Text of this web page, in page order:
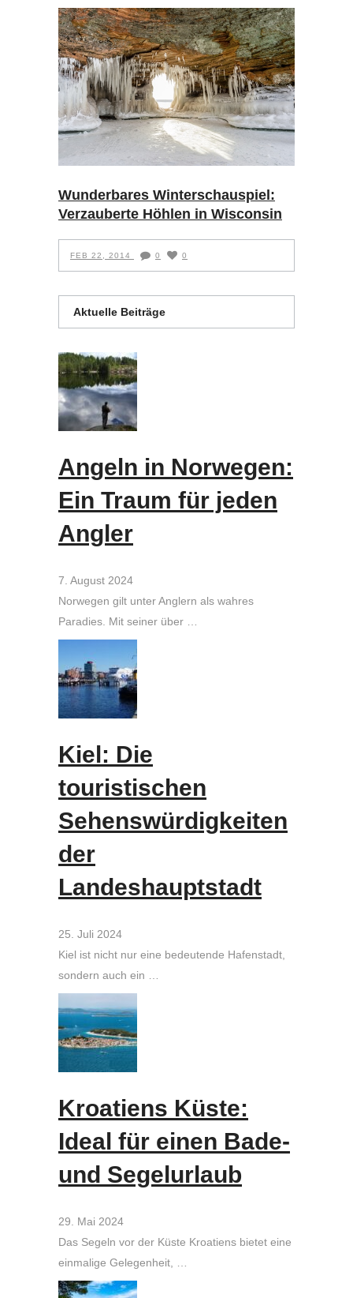
Wunderbares Winterschauspiel:
Verzauberte Höhlen in Wisconsin
FEB 22, 2014 0 0
Aktuelle Beiträge
Angeln in Norwegen:
Ein Traum für jeden
Angler
7. August 2024
Norwegen gilt unter Anglern als wahres
Paradies. Mit seiner über …
Kiel: Die
touristischen
Sehenswürdigkeiten
der
Landeshauptstadt
25. Juli 2024
Kiel ist nicht nur eine bedeutende Hafenstadt,
sondern auch ein …
Kroatiens Küste:
Ideal für einen Bade-
und Segelurlaub
29. Mai 2024
Das Segeln vor der Küste Kroatiens bietet eine
einmalige Gelegenheit, …